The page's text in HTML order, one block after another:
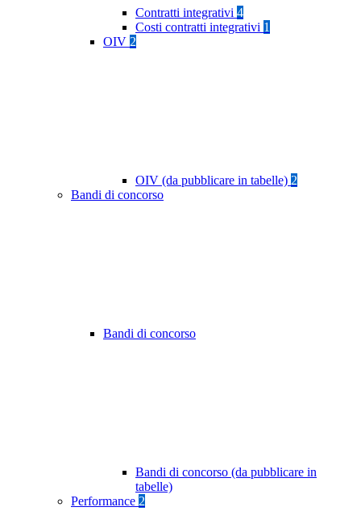
Contratti integrativi 4
Costi contratti integrativi 1
OIV 2
OIV (da pubblicare in tabelle) 2
Bandi di concorso
Bandi di concorso
Bandi di concorso (da pubblicare in
tabelle)
Performance 2